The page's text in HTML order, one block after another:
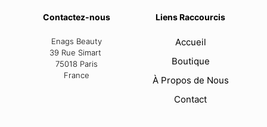
Contactez-nous
Enags Beauty
39 Rue Simart
75018 Paris
France
Liens Raccourcis
Accueil
Boutique
À Propos de Nous
Contact